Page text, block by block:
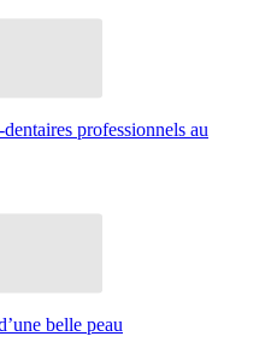
professionnels au
belle peau